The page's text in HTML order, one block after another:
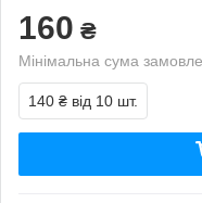
160 ₴
Мінімальна сума
140 ₴ від 10 шт.